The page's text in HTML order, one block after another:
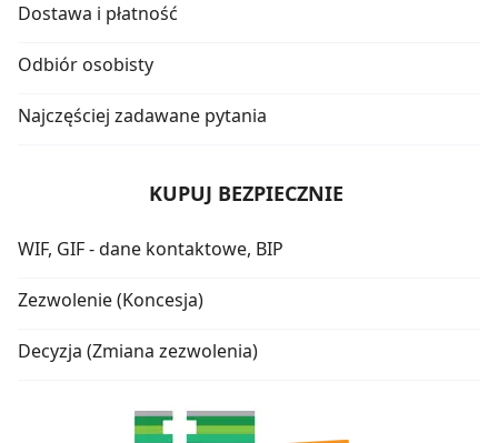
Dostawa i płatność
Odbiór osobisty
Najczęściej zadawane pytania
KUPUJ BEZPIECZNIE
WIF, GIF - dane kontaktowe, BIP
Zezwolenie (Koncesja)
Decyzja (Zmiana zezwolenia)